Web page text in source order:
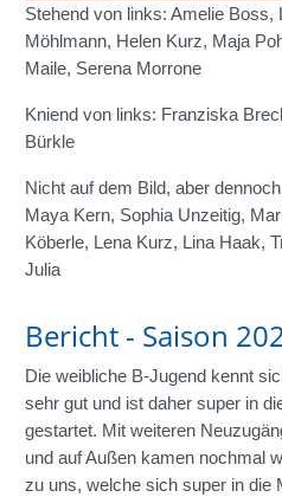
Stehend von links: Amelie Boss,
Möhlmann, Helen Kurz, Maja
Maile, Serena Morrone
Kniend von links: Franziska
Bürkle
Nicht auf dem Bild, aber
Maya Kern, Sophia Unzeitig,
Köberle, Lena Kurz, Lina Haak,
Julia
Bericht - Saison
Die weibliche B-Jugend kennt
sehr gut und ist daher super in
gestartet. Mit weiteren
und auf Außen kamen nochmal
zu uns, welche sich super in die